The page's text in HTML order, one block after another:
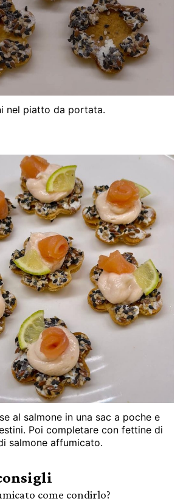
nel piatto da portata.
al salmone in una sac a poche e
Poi completare con fettine di
salmone affumicato.
come condirlo?